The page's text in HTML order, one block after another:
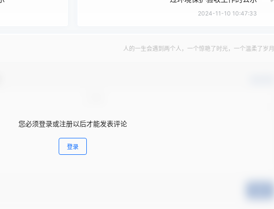
2024-11-10 10:47:33
人的一生会遇到两个人，一个惊艳了时光，一个温柔了岁月
您必须登录或注册以后才能发表评论
登录